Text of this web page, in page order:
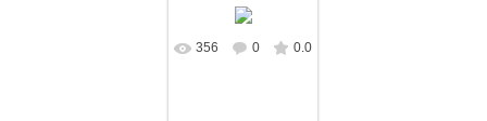
В реальном
356 0 0.0